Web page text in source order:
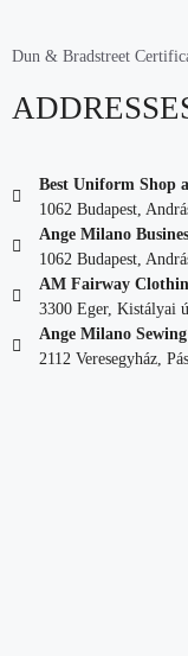
Dun & Bradstreet
Best Uniform Shop
1062 Budapest,
Ange Milano
1062 Budapest,
AM Fairway
3300 Eger, Kistályai
Ange Milano
2112 Veresegyház,